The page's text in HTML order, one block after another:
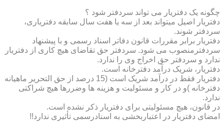
چگونه یک دفتریار می تواند سردفتر شود ؟
دفتریار اصیل میتواند بعد از سه یا هفت سال سابقه دفتریاری،
سردفتر شوند.
دفتریار برابر مقررات قانون دفاتر اسناد رسمی و با پیشنهاد
سردفترمنصوب می شود. سردفتر حق تقاضای هیچ کاری از دفتریار
ندارد و سردفتر حق اخراج وی را ندارد.
دفتریار، شریک درآمد دفترخانه است.
دفتریار فقط در درآمد شریک است (15 درصد از حق التحریر ماهیانه
دفترخانه )و در کار و مسئولیت و هزینه ها وضررها هیچ شراکتی
ندارد.
در قانون، هیچ مسئولیتی برای دفتریار ذکر نشده است.
امضای دفتریار در اعتباربخشی به اسنادرسمی تأثیری ندارد!!